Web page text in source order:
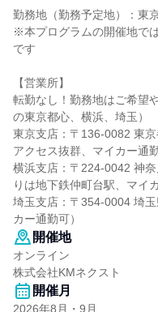
勤務地（勤務予定地）：東
※本プログラムの開催地で
です
【営業所】
転勤なし！勤務地はご希望
の東京都心、横浜、埼玉）
東京支店：〒136-0082 東
アクセス抜群、マイカー通勤
横浜支店：〒224-0042 神
りは地下鉄仲町台駅、マイ
埼玉支店：〒354-0004 埼
カー通勤可）
開催地
オンライン
株式会社KMネクスト
開催月
2026年8月・9月